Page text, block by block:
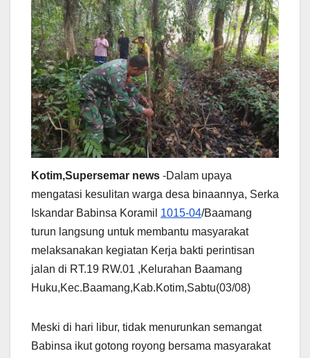
Kotim,Supersemar news -Dalam upaya
mengatasi kesulitan warga desa binaannya, Serka
Iskandar Babinsa Koramil 1015-04/Baamang
turun langsung untuk membantu masyarakat
melaksanakan kegiatan Kerja bakti perintisan
jalan di RT.19 RW.01 ,Kelurahan Baamang
Huku,Kec.Baamang,Kab.Kotim,Sabtu(03/08)
Meski di hari libur, tidak menurunkan semangat
Babinsa ikut gotong royong bersama masyarakat